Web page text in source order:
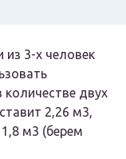
из 3-х человек
двух
2,26 м3,
м3 (берем